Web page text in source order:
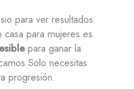
para ver resultados.
para mujeres es
para ganar la
Solo necesitas
progresión.